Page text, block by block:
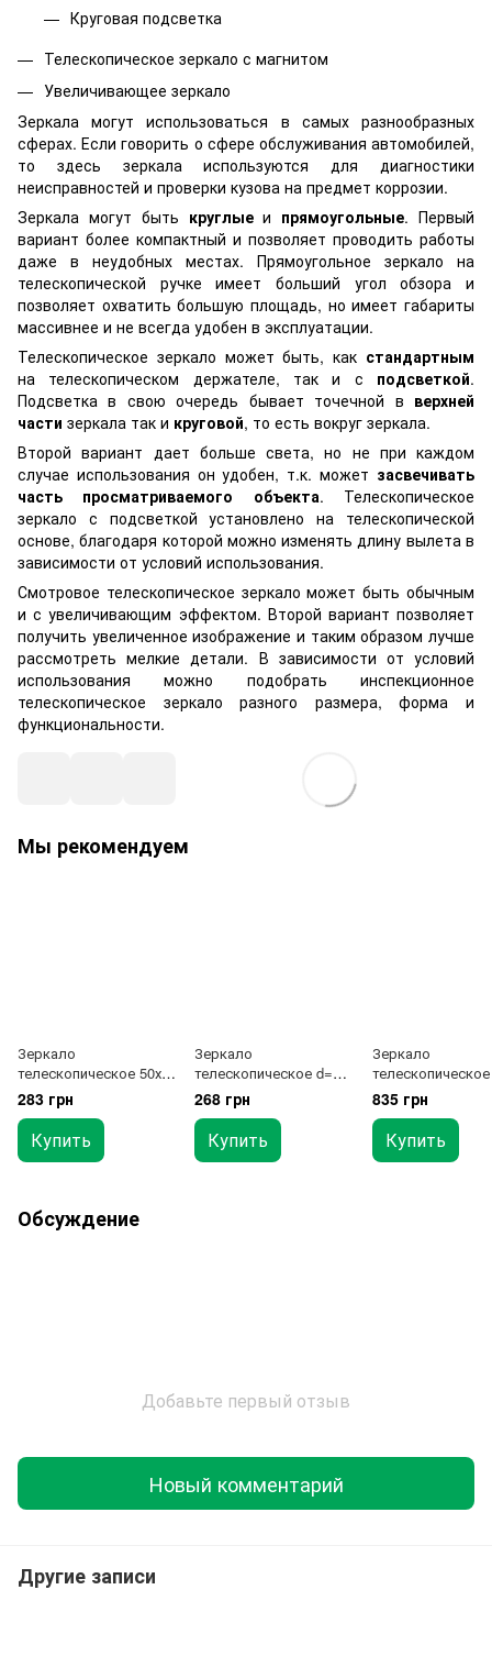
Круговая подсветка
Телескопическое зеркало с магнитом
Увеличивающее зеркало
Зеркала могут использоваться в самых разнообразных
сферах. Если говорить о сфере обслуживания автомобилей,
то здесь зеркала используются для диагностики
неисправностей и проверки кузова на предмет коррозии.
Зеркала могут быть круглыеи прямоугольные. Первый
вариант более компактный и позволяет проводить работы
даже в неудобных местах. Прямоугольное зеркало на
телескопической ручке имеет больший угол обзора и
позволяет охватить большую площадь, но имеет габариты
массивнее и не всегда удобен в эксплуатации.
Телескопическое зеркало может быть, как стандартным
на телескопическом держателе, так и с подсветкой.
Подсветка в свою очередь бывает точечной в верхней
части зеркала так и круговой, то есть вокруг зеркала.
Второй вариант дает больше света, но не при каждом
случае использования он удобен, т.к. может засвечивать
часть просматриваемого объекта. Телескопическое
зеркало с подсветкой установлено на телескопической
основе, благодаря которой можно изменять длину вылета в
зависимости от условий использования.
Смотровое телескопическое зеркало может быть обычным
и с увеличивающим эффектом. Второй вариант позволяет
получить увеличенное изображение и таким образом лучше
рассмотреть мелкие детали. В зависимости от условий
использования можно подобрать инспекционное
телескопическое зеркало разного размера, форма и
функциональности.
Мы рекомендуем
Зеркало
телескопическое 50х90
мм, 307-443 мм.
TOPTUL JJAM0144
283 грн
Купить
Зеркало
телескопическое d=57
мм, 283-420 мм.
TOPTUL JJAM0242
268 грн
Купить
Зеркало
подсветкой
262-950 мм
JJAM0495
835 грн
Купить
Обсуждение
Добавьте первый отзыв
Новый комментарий
Другие записи